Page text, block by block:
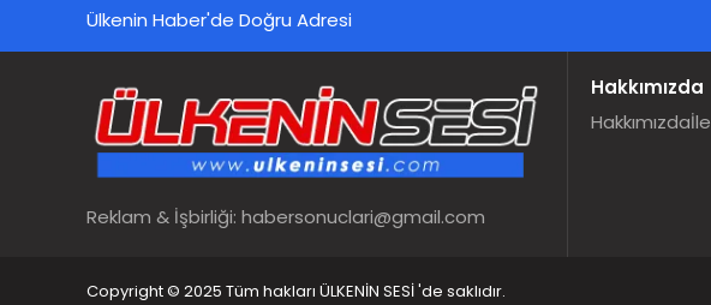
Ülkenin Haber'de Doğru Adresi
Reklam & İşbirliği: habersonuclari@gmail.com
Hakkımızda
Hakkımızda
Copyright © 2025 Tüm hakları ÜLKENİN SESİ 'de saklıdır.